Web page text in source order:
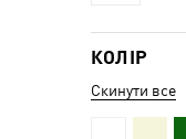
КОЛІР
Скинути все